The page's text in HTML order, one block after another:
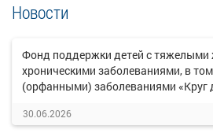
Новости
Фонд поддержки детей с
хроническими заболеваниями, в
(орфанными) заболеваниями «Круг
30.06.2026